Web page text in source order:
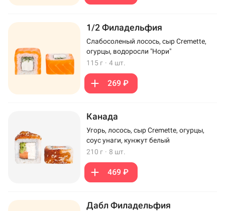
1/2 Филадельфия
Слабосоленый лосось, сыр Cremette,
огурцы, водоросли "Нори"
115 г · 4 шт.
269 ₽
Канада
Угорь, лосось, сыр Cremette, огурцы,
соус унаги, кунжут белый
210 г · 8 шт.
469 ₽
Дабл Филадельфия